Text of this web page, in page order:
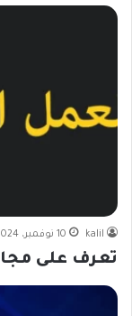
kalil 10 نوفمبر، 2024
تعرف على